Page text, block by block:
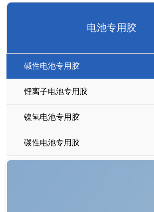
电池专用胶
碱性电池专用胶
锂离子电池专用胶
镍氢电池专用胶
碳性电池专用胶